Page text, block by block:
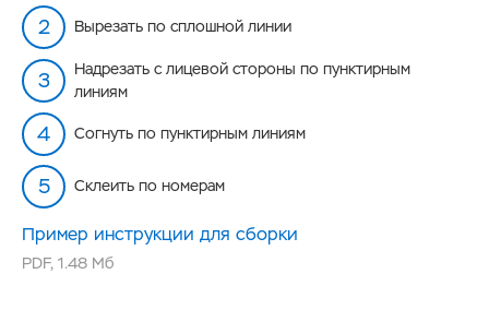
Вырезать по сплошной линии
Надрезать с лицевой стороны по пунктирным
линиям
Согнуть по пунктирным линиям
Склеить по номерам
Пример инструкции для сборки
PDF, 1.48 Мб